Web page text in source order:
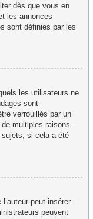
dès que vous en
les annonces
sont définies par les
les utilisateurs ne
sont
verrouillés par un
multiples raisons.
sujets, si cela a été
peut insérer
peuvent